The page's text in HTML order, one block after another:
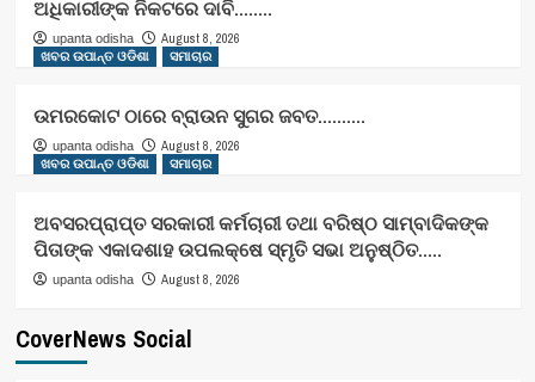
ଅଧିକାରୀଙ୍କ ନିକଟରେ ଦାବି……..
upanta odisha
August 8, 2026
ଖବର ଉପାନ୍ତ ଓଡିଶା
ସମାଚାର
ଉମରକୋଟ ଠାରେ ବ୍ରାଉନ ସୁଗର ଜବତ……….
upanta odisha
August 8, 2026
ଖବର ଉପାନ୍ତ ଓଡିଶା
ସମାଚାର
ଅବସରପ୍ରାପ୍ତ ସରକାରୀ କର୍ମଚାରୀ ତଥା ବରିଷ୍ଠ ସାମ୍ବାଦିକଙ୍କ
ପିତାଙ୍କ ଏକାଦଶାହ ଉପଲକ୍ଷେ ସ୍ମୃତି ସଭା ଅନୁଷ୍ଠିତ…..
upanta odisha August 8, 2026
CoverNews Social